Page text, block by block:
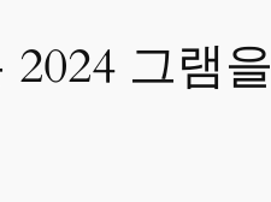
그램을